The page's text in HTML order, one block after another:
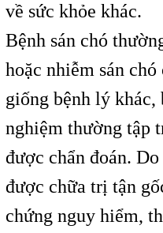
về sức khỏe khác.
Bệnh sán chó
hoặc nhiễm sán
giống bệnh lý khác,
nghiệm thường tập
được chẩn đoán.
được chữa trị tận
chứng nguy hiểm,